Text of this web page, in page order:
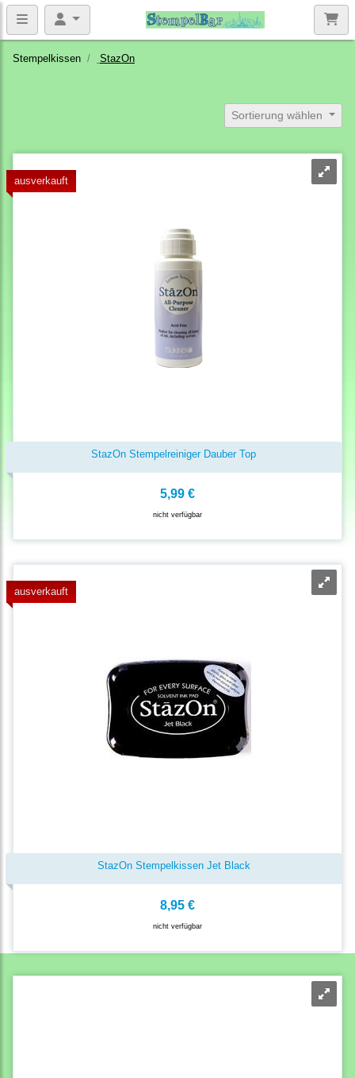
Stempelkissen StazOn
Sortierung wählen
ausverkauft
StazOn Stempelreiniger Dauber Top
5,99 €
nicht verfügbar
ausverkauft
StazOn Stempelkissen Jet Black
8,95 €
nicht verfügbar